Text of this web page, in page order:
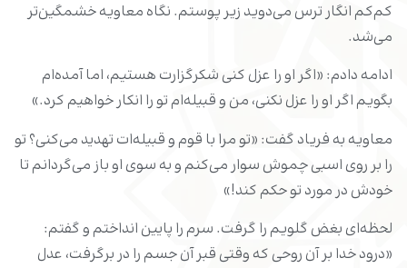
کم‌کم انگار ترس می‌دوید زیر پوستم. نگاه معاویه خشمگین‌تر
می‌شد.
ادامه دادم: «اگر او را عزل کنی شکرگزارت هستیم، اما آمده‌ام
بگویم اگر او را عزل نکنی، من و قبیله‌ام تو را انکار خواهیم کرد.»
معاویه به فریاد گفت: «تو مرا با قوم و قبیله‌ات تهدید می‌کنی؟ تو
را بر روی اسبی چموش سوار می‌کنم و به سوی او باز می‌گردانم تا
خودش در مورد تو حکم کند!»
لحظه‌ای بغض گلویم را گرفت. سرم را پایین انداختم و گفتم:
«درود خدا بر آن روحی که وقتی قبر آن جسم را در برگرفت، عدل